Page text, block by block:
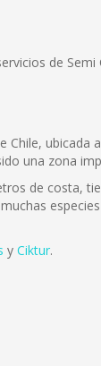
de
una zona
de costa,
y Ciktur.